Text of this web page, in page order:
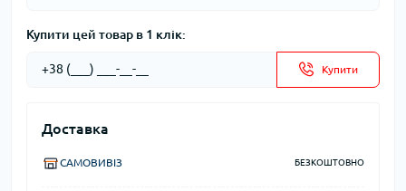
Купити цей товар в 1 клік:
Купити
Доставка
САМОВИВІЗ БЕЗКОШТОВНО